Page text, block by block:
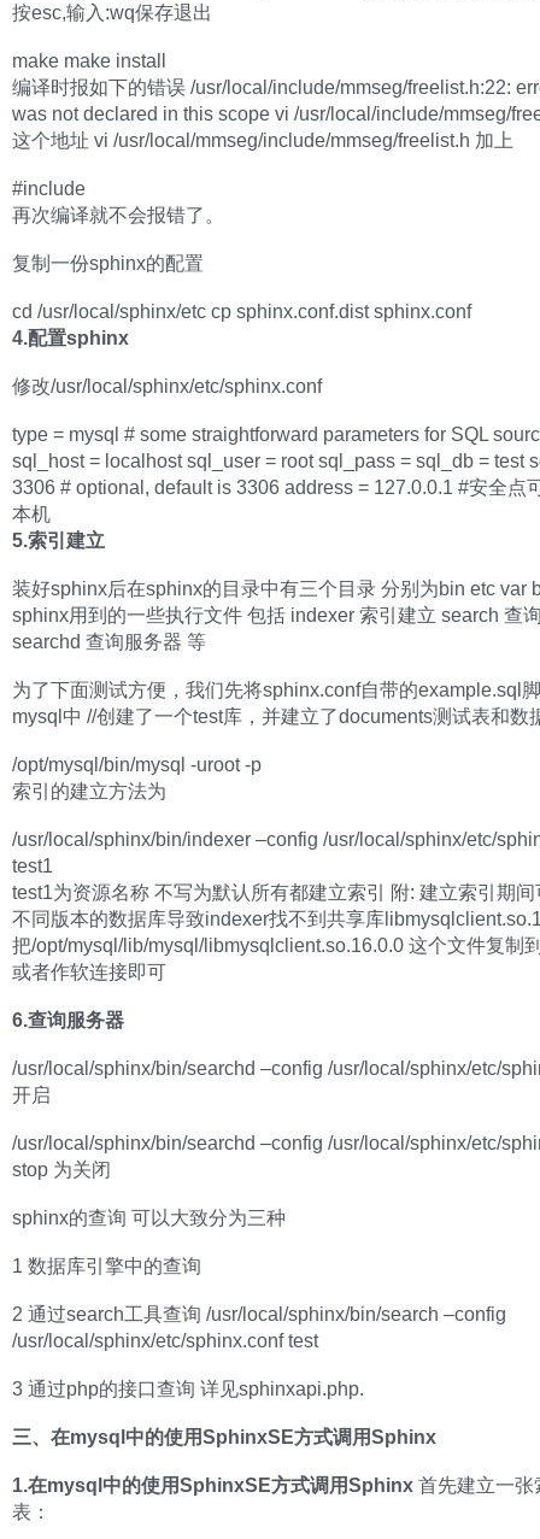
按esc,输入:wq保存退出
make make install
编译时报如下的错误 /usr/local/include/mmseg/freelist.h:22:
was not declared in this scope vi /usr/local/include/mmseg/
这个地址 vi /usr/local/mmseg/include/mmseg/freelist.h 加上
#include
再次编译就不会报错了。
复制一份sphinx的配置
cd /usr/local/sphinx/etc cp sphinx.conf.dist sphinx.conf
4.配置sphinx
修改/usr/local/sphinx/etc/sphinx.conf
type = mysql # some straightforward parameters for SQL
sql_host = localhost sql_user = root sql_pass = sql_db = test
3306 # optional, default is 3306 address = 127.0.0.1 #安全点
本机
5.索引建立
装好sphinx后在sphinx的目录中有三个目录 分别为bin etc var
sphinx用到的一些执行文件 包括 indexer 索引建立 search 查
searchd 查询服务器 等
为了下面测试方便，我们先将sphinx.conf自带的example.sql
mysql中 //创建了一个test库，并建立了documents测试表和数
/opt/mysql/bin/mysql -uroot -p
索引的建立方法为
/usr/local/sphinx/bin/indexer –config /usr/local/sphinx/etc/
test1
test1为资源名称 不写为默认所有都建立索引 附: 建立索引期
不同版本的数据库导致indexer找不到共享库
把/opt/mysql/lib/mysql/libmysqlclient.so.16.0.0 这个文件复制
或者作软连接即可
6.查询服务器
/usr/local/sphinx/bin/searchd –config /usr/local/sphinx/etc/
开启
/usr/local/sphinx/bin/searchd –config /usr/local/sphinx/etc/
stop 为关闭
sphinx的查询 可以大致分为三种
1 数据库引擎中的查询
2 通过search工具查询 /usr/local/sphinx/bin/search –config
/usr/local/sphinx/etc/sphinx.conf test
3 通过php的接口查询 详见sphinxapi.php.
三、在mysql中的使用SphinxSE方式调用Sphinx
1.在mysql中的使用SphinxSE方式调用Sphinx 首先建立一张
表：